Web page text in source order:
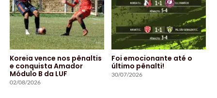
Koreia vence nos pênaltis
e conquista Amador
Módulo B da LUF
02/08/2026
Foi emocionante até o
último pênalti!
30/07/2026